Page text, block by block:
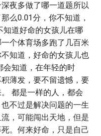
夜多做了哪一道题所以
么0.01分，你不知道，
知道好命的女孩儿在哪
个体育场多跑了几百米
知道，好命的女孩儿也
会知道，在年轻的时
薄发，要不留遗憾，要
都是一样的人，都会
不过是解决问题的一生
，可能闯出天地，但是
。何来好命，只是自己